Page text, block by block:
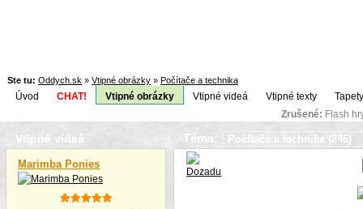
Ste tu: Oddych.sk » Vtipné obrázky » Počítače a technika
Úvod CHAT! Vtipné obrázky Vtipné videá Vtipné texty
Zrušené: Flash
Vtipné videá
Marimba Ponies
Téma: